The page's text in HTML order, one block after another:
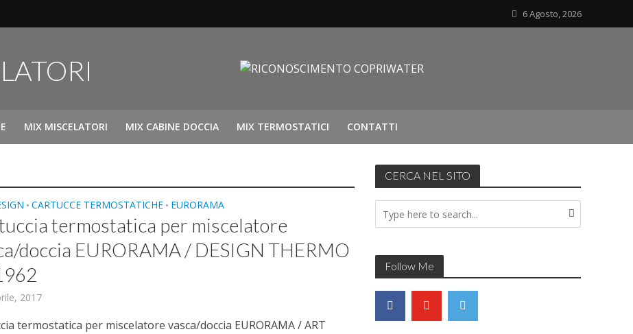
6 Agosto, 2026
MIX MISCELATORI MIX CABINE DOCCIA MIX TERMOSTATICI CONTATTI
• CARTUCCE TERMOSTATICHE • EURORAMA
termostatica per miscelatore
doccia EURORAMA / DESIGN THERMO
2017
termostatica per miscelatore vasca/doccia EURORAMA / ART
CERCA NEL SITO
Follow Me